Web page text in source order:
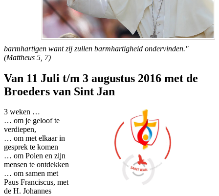
barmhartigen want zij zullen barmhartigheid ondervinden."
(Mattheus 5, 7)
Van 11 Juli t/m 3 augustus 2016 met de
Broeders van Sint Jan
3 weken …
… om je geloof te
verdiepen,
… om met elkaar in
gesprek te komen
… om Polen en zijn
mensen te ontdekken
… om samen met
Paus Franciscus, met
de H. Johannes